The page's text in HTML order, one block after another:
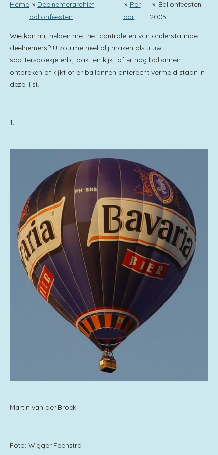
Home » Deelnemerarchief
ballonfeesten
» Per
jaar
» Ballonfeesten
2005
Wie kan mij helpen met het controleren van onderstaande
deelnemers? U zou me heel blij maken als u uw
spottersboekje erbij pakt en kijkt of er nog ballonnen
ontbreken of kijkt of er ballonnen onterecht vermeld staan in
deze lijst.
1.
Martin van der Broek
Foto: Wigger Feenstra